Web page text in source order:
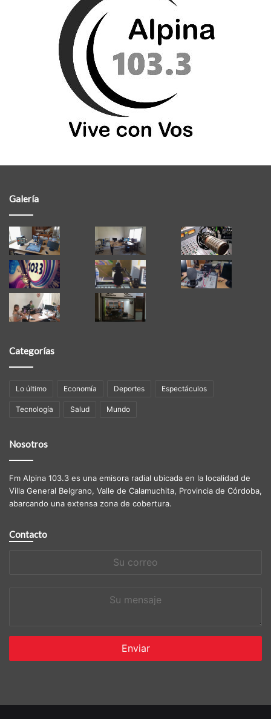
Galería
Categorías
Lo último Economía Deportes Espectáculos
Tecnología Salud Mundo
Nosotros
Fm Alpina 103.3 es una emisora radial ubicada en la localidad de
Villa General Belgrano, Valle de Calamuchita, Provincia de Córdoba,
abarcando una extensa zona de cobertura.
Contacto